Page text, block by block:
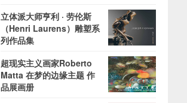
立体派大师亨利 · 劳伦斯
（Henri Laurens）雕塑系
列作品集
超现实主义画家Roberto
Matta 在梦的边缘主题 作
品展画册